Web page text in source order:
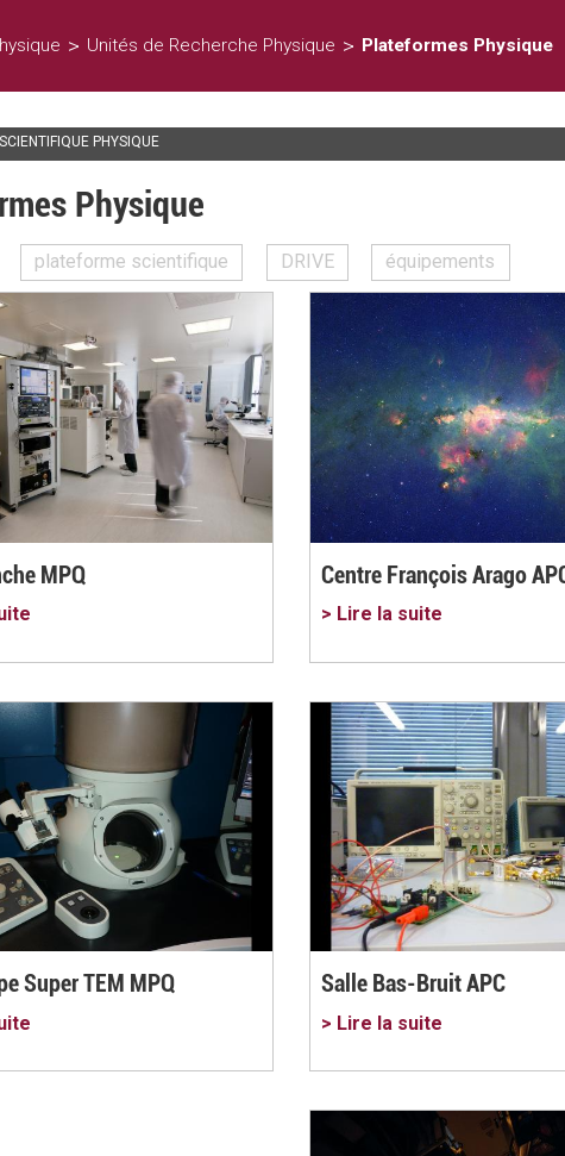
> Unités de Recherche Physique > Plateformes Physique
PHYSIQUE
Physique
plateforme scientifique DRIVE équipements
MPQ
Super TEM MPQ
Centre François Arago
> Lire la suite
Salle Bas-Bruit APC
> Lire la suite